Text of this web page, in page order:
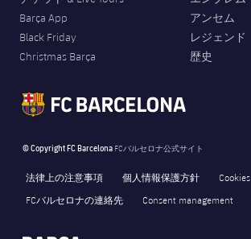
Barça App
Black Friday
Christmas Barça
アンセム
レジェンド
歴史
© Copyright FC Barcelona FCバルセロナ公式サイト
法律上の注意事項 個人情報保護方針
Cookies
FCバルセロナの連絡先
Consent management